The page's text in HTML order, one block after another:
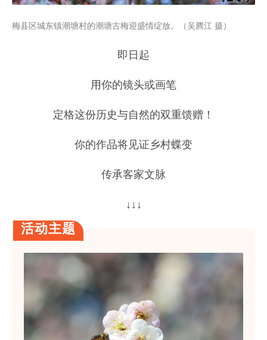
梅县区城东镇潮塘村的潮塘古梅迎盛情绽放。（吴腾江 摄）
即日起
用你的镜头或画笔
定格这份历史与自然的双重馈赠！
你的作品将见证乡村蝶变
传承客家文脉
↓↓↓
活动主题